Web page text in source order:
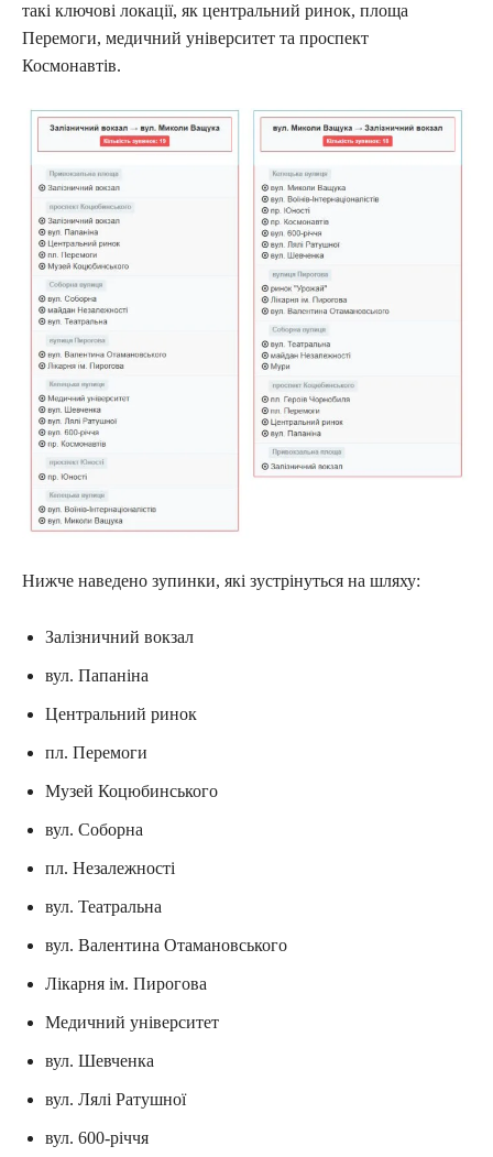
такі ключові локації, як центральний ринок, площа
Перемоги, медичний університет та проспект
Космонавтів.
Нижче наведено зупинки, які зустрінуться на шляху:
Залізничний вокзал
вул. Папаніна
Центральний ринок
пл. Перемоги
Музей Коцюбинського
вул. Соборна
пл. Незалежності
вул. Театральна
вул. Валентина Отамановського
Лікарня ім. Пирогова
Медичний університет
вул. Шевченка
вул. Лялі Ратушної
вул. 600-річчя